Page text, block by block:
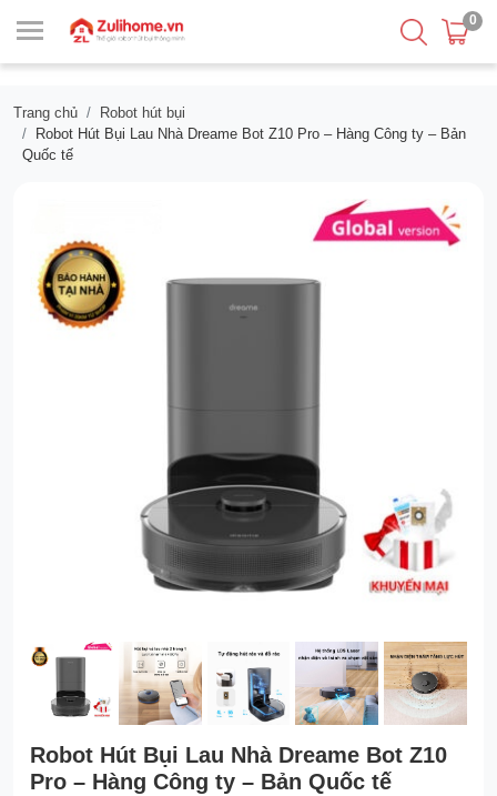
0
Trang chủ
Robot hút bụi
Robot Hút Bụi Lau Nhà Dreame Bot Z10 Pro – Hàng Công ty – Bản
Quốc tế
Robot Hút Bụi Lau Nhà Dreame Bot Z10
Pro – Hàng Công ty – Bản Quốc tế